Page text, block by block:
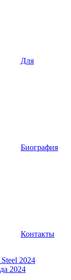
Для
Биография
Контакты
2024
2024